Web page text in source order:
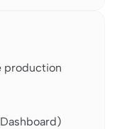
production